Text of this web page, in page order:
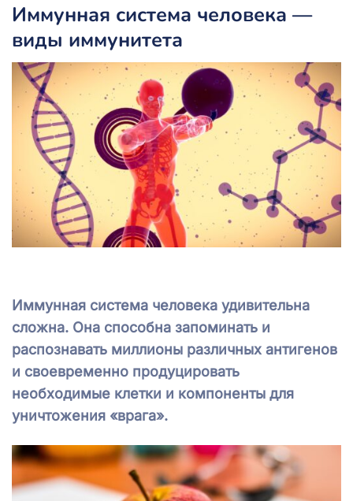
Иммунная система человека —
виды иммунитета
Иммунная система человека удивительна
сложна. Она способна запоминать и
распознавать миллионы различных антигенов
и своевременно продуцировать
необходимые клетки и компоненты для
уничтожения «врага».